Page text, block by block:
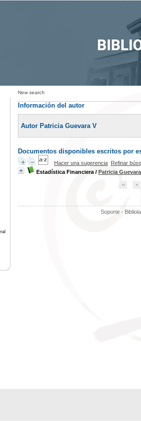
New search
Información del autor
Autor Patricia Guevara V
Documentos disponibles escritos por
Hacer una sugerencia Refinar
Estadística Financiera / Patricia
Soporte -